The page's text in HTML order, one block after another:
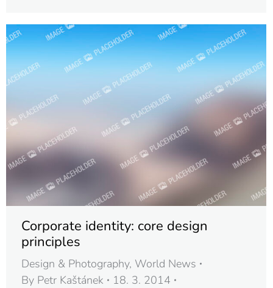
Corporate identity: core design
principles
Design & Photography, World News
By Petr Kaštánek
18. 3. 2014